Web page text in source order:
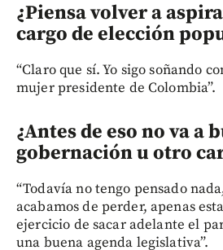
¿Piensa volver a
cargo de elección
“Claro que sí. Yo sigo soñando
mujer presidente de Colombia”.
¿Antes de eso no va a
gobernación u otro
“Todavía no tengo pensado
acabamos de perder, apenas
ejercicio de sacar adelante el
una buena agenda legislativa”.